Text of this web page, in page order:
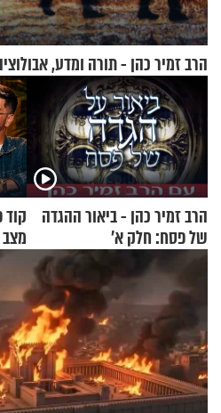
הרב זמיר כהן - תורה ומדע,
הרב זמיר כהן - ביאור ההגדה
של פסח: חלק א’